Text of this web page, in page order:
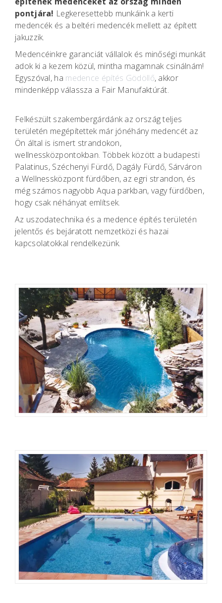
pontjára! Legkeresettebb munkáink a kerti
medencék és a beltéri medencék mellett az épített
jakuzzik.
Medencéinkre garanciát vállalok és minőségi munkát
adok ki a kezem közül, mintha magamnak csinálnám!
Egyszóval, ha medence építés Gödöllő, akkor
mindenképp válassza a Fair Manufaktúrát.
Felkészült szakembergárdánk az ország teljes
területén megépítettek már jónéhány medencét az
Ön által is ismert strandokon,
wellnessközpontokban. Többek között a budapesti
Palatinus, Széchenyi Fürdő, Dagály Fürdő, Sárváron
a Wellnessközpont fürdőben, az egri strandon, és
még számos nagyobb Aqua parkban, vagy fürdőben,
hogy csak néhányat említsek.
Az uszodatechnika és a medence építés területén
jelentős és bejáratott nemzetközi és hazai
kapcsolatokkal rendelkezünk.